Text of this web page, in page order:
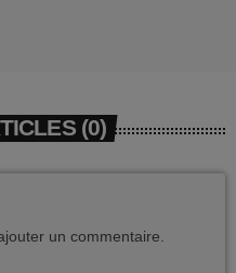
(0)
un commentaire.